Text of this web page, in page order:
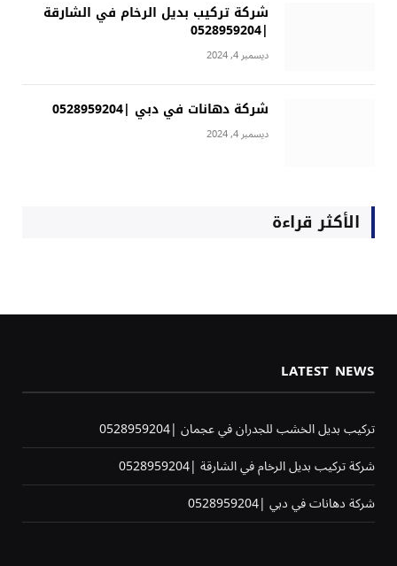
شركة تركيب بديل الرخام في الشارقة
|0528959204
ديسمبر 4, 2024
شركة دهانات في دبي |0528959204
ديسمبر 4, 2024
الأكثر قراءة
LATEST NEWS
تركيب بديل الخشب للجدران في عجمان |0528959204
شركة تركيب بديل الرخام في الشارقة |0528959204
شركة دهانات في دبي |0528959204